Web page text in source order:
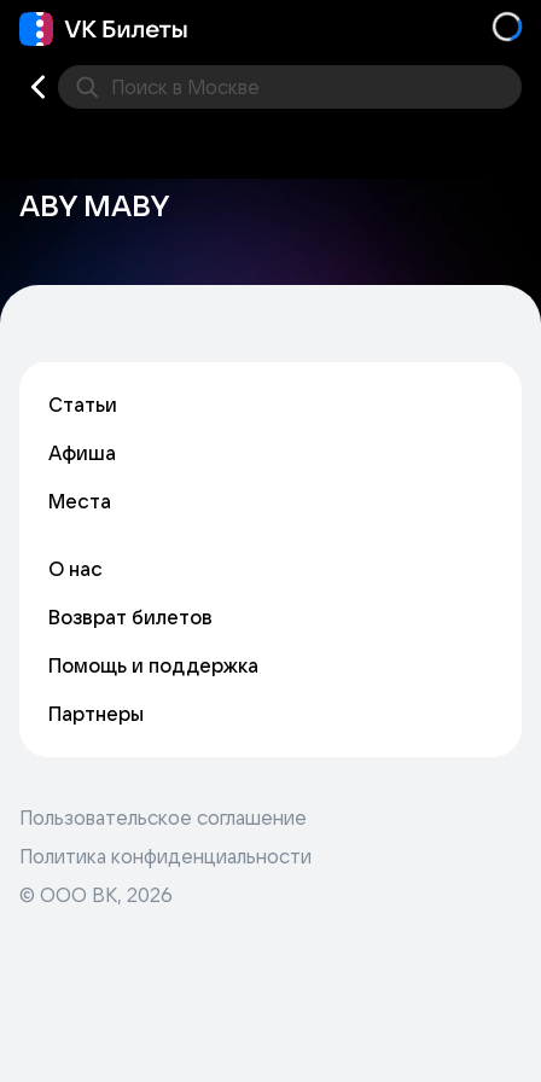
Поиск в Москве
ABY MABY
Статьи
Афиша
Места
О нас
Возврат билетов
Помощь и поддержка
Партнеры
Пользовательское соглашение
Политика конфиденциальности
© ООО ВК, 2026